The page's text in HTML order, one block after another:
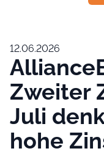
12.06.2026
Zweiter
Juli
hohe